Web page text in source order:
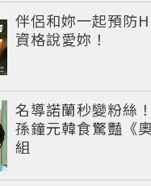
伴侶和妳一起預防
資格說愛妳！
名導諾蘭秒變粉絲
孫鐘元韓食驚豔《
組